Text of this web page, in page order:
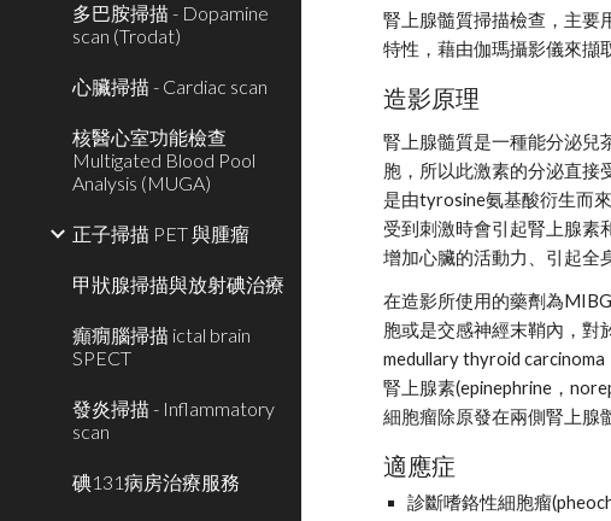
多巴胺掃描 - Dopamine
scan (Trodat)
心臟掃描 - Cardiac scan
核醫心室功能檢查
Multigated Blood Pool
Analysis (MUGA)
正子掃描 PET 與腫瘤
甲狀腺掃描與放射碘治療
癲癇腦掃描 ictal brain
SPECT
發炎掃描 - Inflammatory
scan
碘131病房治療服務
腎上腺髓質掃描檢查，主要
特性，藉由伽瑪攝影儀來擷
造影原理
腎上腺髓質是一種能分泌兒
胞，所以此激素的分泌直接
是由tyrosine氨基酸衍生而
受到刺激時會引起腎上腺素
增加心臟的活動力、引起全
在造影所使用的藥劑為
胞或是交感神經末鞘內，對
medullary thyroid
腎上腺素(epinephrine，
細胞瘤除原發在兩側腎上腺
適應症
診斷嗜鉻性細胞瘤